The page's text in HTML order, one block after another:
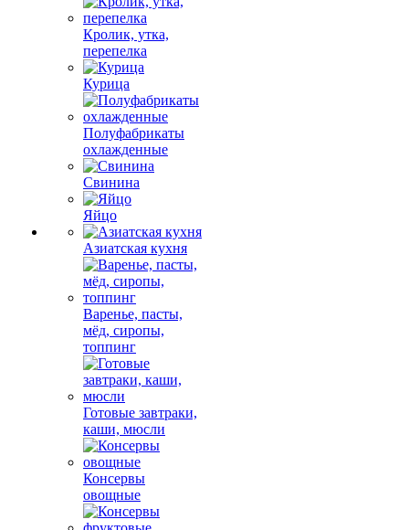
Кролик, утка,
перепелка
Курица
Полуфабрикаты
охлажденные
Свинина
Яйцо
Азиатская кухня
Варенье, пасты,
мёд, сиропы,
топпинг
Готовые завтраки,
каши, мюсли
Консервы
овощные